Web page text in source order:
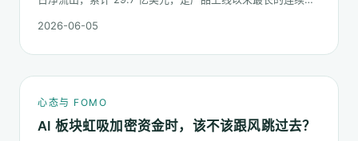
什么。
2026-06-05
心态与 FOMO
AI 板块虹吸加密资金时，该不该跟风跳过去？